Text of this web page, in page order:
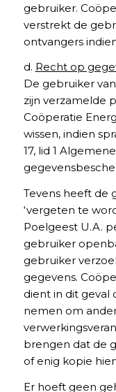
gebruiker.
verstrekt de
ontvangers
d. Recht op
De gebruiker
zijn verzamelde
Coöperatie
wissen, indien
17, lid 1
Tevens heeft de
‘vergeten te
Poelgeest U.A.
gebruiker
gebruiker
gegevens.
dient in dit geval
nemen om
brengen dat de
of enig kopie
Er hoeft geen